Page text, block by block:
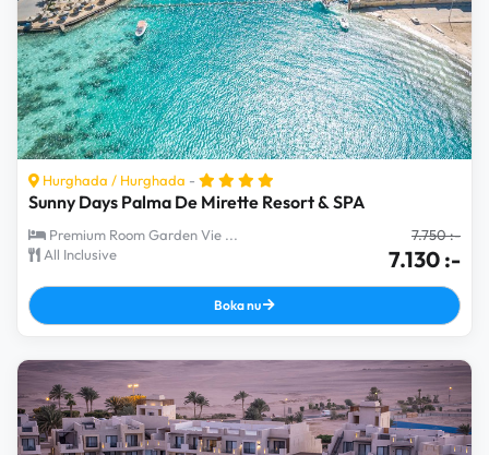
Hurghada / Hurghada -
Sunny Days Palma De Mirette Resort & SPA
Premium Room Garden Vie ...
All Inclusive
7.750 :-
7.130 :-
Boka nu